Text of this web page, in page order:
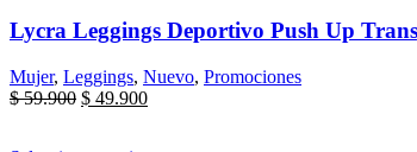
Lycra Leggings Deportivo Push Up
Mujer, Leggings, Nuevo, Promociones
$59.900 $ 49.900